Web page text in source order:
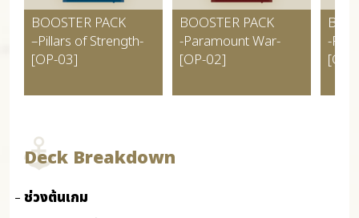
BOOSTER PACK
–Pillars of Strength-
[OP-03]
BOOSTER PACK
-Paramount War-
[OP-02]
-
Deck Breakdown
ช่วงต้นเกม